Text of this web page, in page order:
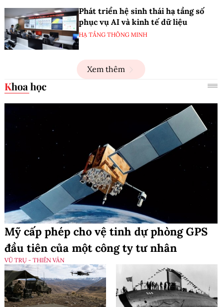
Phát triển hệ sinh thái hạ tầng số
phục vụ AI và kinh tế dữ liệu
HẠ TẦNG THÔNG MINH
Xem thêm
Khoa học
Mỹ cấp phép cho vệ tinh dự phòng GPS
đầu tiên của một công ty tư nhân
VŨ TRỤ - THIÊN VĂN